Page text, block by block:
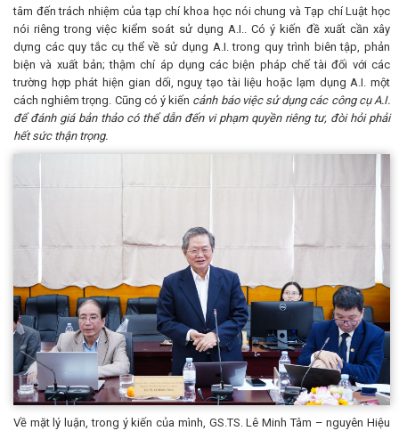
tâm đến trách nhiệm của tạp chí khoa học nói chung và Tạp chí Luật học
nói riêng trong việc kiểm soát sử dụng A.I.. Có ý kiến đề xuất cần xây
dựng các quy tắc cụ thể về sử dụng A.I. trong quy trình biên tập, phản
biện và xuất bản; thậm chí áp dụng các biện pháp chế tài đối với các
trường hợp phát hiện gian dối, nguỵ tạo tài liệu hoặc lạm dụng A.I. một
cách nghiêm trọng. Cũng có ý kiến cảnh báo việc sử dụng các công cụ A.I.
để đánh giá bản thảo có thể dẫn đến vi phạm quyền riêng tư, đòi hỏi phải
hết sức thận trọng.
Về mặt lý luận, trong ý kiến của mình, GS.TS. Lê Minh Tâm – nguyên Hiệu